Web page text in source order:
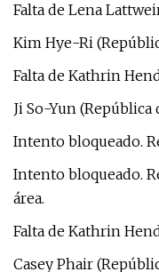
Falta de Lena
Kim Hye-Ri
Falta de Kathrin
Ji So-Yun
Intento bloqueado.
Intento bloqueado.
área.
Falta de Kathrin
Casey Phair